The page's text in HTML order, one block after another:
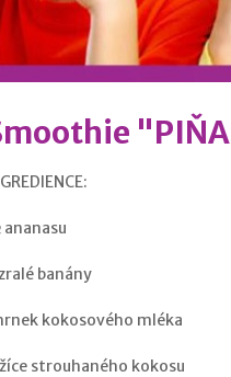
"PIŇA
banány
kokosového mléka
strouhaného kokosu